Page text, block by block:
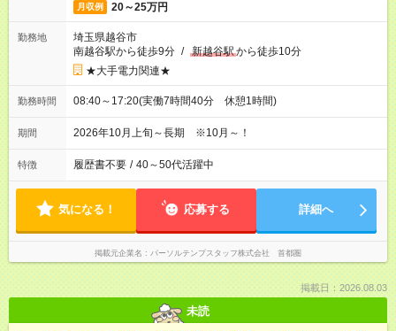
月収例 20～25万円
勤務地
埼玉県越谷市
南越谷駅から徒歩9分 / 新越谷駅から徒歩10分
★大手電力関連★
勤務時間 08:40～17:20(実働7時間40分 休憩1時間)
期間 2026年10月上旬～長期 ※10月～！
特徴 履歴書不要 / 40～50代活躍中
気になる！ 応募する 詳細へ
掲載元企業名 パーソルテンプスタッフ株式会社 首都圏
掲載日：2026.08.03
未読